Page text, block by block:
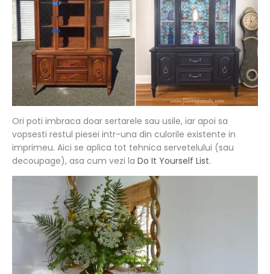
Ori poti imbraca doar sertarele sau usile, iar apoi sa
vopsesti restul piesei intr-una din culorile existente in
imprimeu. Aici se aplica tot tehnica servetelului (sau
decoupage), asa cum vezi la Do It Yourself List.